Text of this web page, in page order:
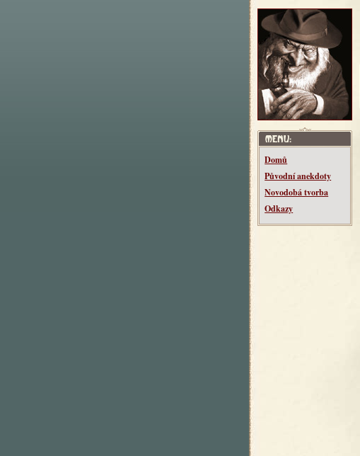
Domů
Původní anekdoty
Novodobá tvorba
Odkazy